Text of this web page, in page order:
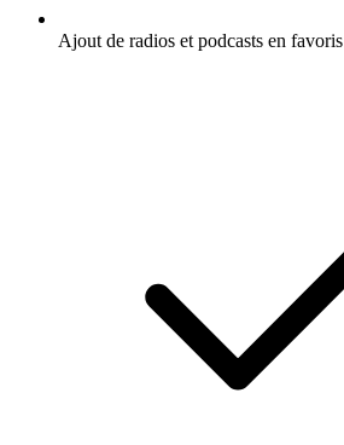
Ajout de radios et podcasts en favoris